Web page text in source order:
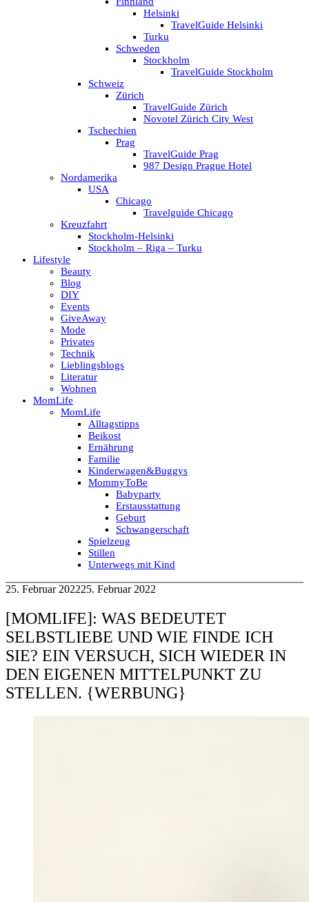
Helsinki
TravelGuide Helsinki
Turku
Schweden
Stockholm
TravelGuide Stockholm
Schweiz
Zürich
TravelGuide Zürich
Novotel Zürich City West
Tschechien
Prag
TravelGuide Prag
987 Design Prague Hotel
Nordamerika
USA
Chicago
Travelguide Chicago
Kreuzfahrt
Stockholm-Helsinki
Stockholm – Riga – Turku
Lifestyle
Beauty
Blog
DIY
Events
GiveAway
Mode
Privates
Technik
Lieblingsblogs
Literatur
Wohnen
MomLife
MomLife
Alltagstipps
Beikost
Ernährung
Familie
Kinderwagen&Buggys
MommyToBe
Babyparty
Erstausstattung
Geburt
Schwangerschaft
Spielzeug
Stillen
Unterwegs mit Kind
25. Februar 202225. Februar 2022
[MOMLIFE]: WAS BEDEUTET
SELBSTLIEBE UND WIE FINDE ICH
SIE? EIN VERSUCH, SICH WIEDER IN
DEN EIGENEN MITTELPUNKT ZU
STELLEN. {WERBUNG}